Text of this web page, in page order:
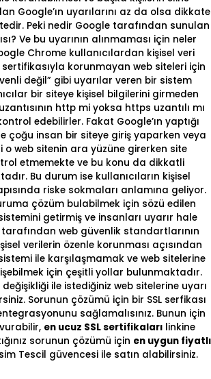
Google’ın uyarılarını az da olsa dikkate
Peki nedir Google tarafından sunulan
Ve bu uyarının alınmaması için neler
Chrome kullanıcılardan kişisel veri
korunmayan web siteleri için
değil” gibi uyarılar veren bir sistem
bir siteye kişisel bilgilerini girmeden
http mi yoksa https uzantılı mı
edebilirler. Fakat Google’ın yaptığı
çoğu insan bir siteye giriş yaparken veya
o web sitenin ara yüzüne girerken site
etmemekte ve bu konu da dikkatli
Bu durum ise kullanıcıların kişisel
riske sokmaları anlamına geliyor.
çözüm bulabilmek için sözü edilen
getirmiş ve insanları uyarır hale
web güvenlik standartlarının
verilerin özenle korunması açısından
ile karşılaşmamak ve web sitelerine
için çeşitli yollar bulunmaktadır.
ile istediğiniz web sitelerine uyarı
Sorunun çözümü için bir SSL serfikası
sağlamalısınız. Bunun için
en ucuz SSL sertifikaları linkine
sorunun çözümü için en uygun fiyatlı
Tescil güvencesi ile satın alabilirsiniz.